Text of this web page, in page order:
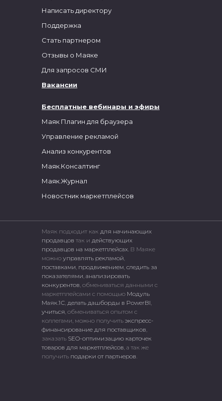
Бесплатные вебинары и эфиры
Маяк Плагин для браузера
Управление рекламой
Анализ конкурентов
Маяк.Консалтинг
Маяк.Журнал
Новостник маркетплейсов
Написать директору
Поддержка
Стать партнером
Отзывы о Маяке
Для запросов СМИ
Вакансии
Маяк подходит как для начинающих
продавцов так и действующих
продавцов на маркетплейсах. В Маяке
можно управлять рекламой
поставками продвижением следить за
показателями анализировать
конкурентов , обмениваться данными с
маркетплейсами c помощью Модуль
Маяк.1С делать дашборды в PowerBI
учиться , обмениваться опытом с
коллегами, можно получить экспресс-
финансирование для поставщиков
заказать SEO-оптимизацию карточек
товаров для маркетплейсов , а так же
получить подарки от партнеров